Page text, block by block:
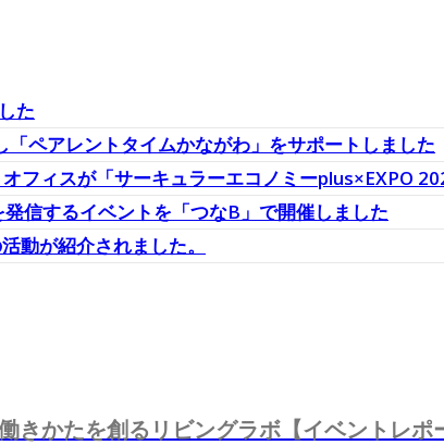
た
ペアレントタイムかながわ」をサポートしました
フィスが「サーキュラーエコノミーplus×EXPO
信するイベントを「つなB」で開催しました
動が紹介されました。
かたを創るリビングラボ【イベントレポ